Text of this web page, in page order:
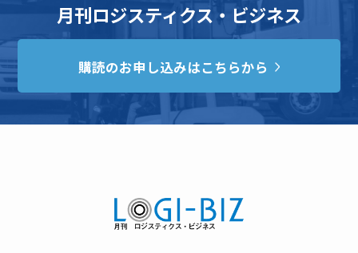
月刊ロジスティクス・ビジネス
購読のお申し込みはこちらから